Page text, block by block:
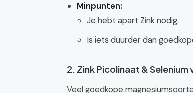
Minpunten:
Je hebt apart Zink nodig.
Is iets duurder dan
2. Zink Picolinaat &
Veel goedkope